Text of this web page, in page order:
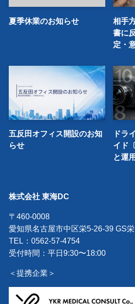
夏季休業のお知らせ
相手
書に
定・
五反田オフィス開設のお知
らせ
ドラ
イド
と運
株式会社 東海DC
〒460-0008
愛知県名古屋市中区栄5-26-39 GS
TEL：0562-57-4754
受付時間：平日9:30〜18:00
＜提携企業＞